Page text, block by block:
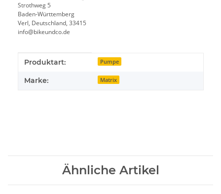
Strothweg 5
Baden-Württemberg
Verl, Deutschland, 33415
info@bikeundco.de
Produkteigenschaft
Wert
Produktart: Pumpe
Marke: Matrix
Ähnliche Artikel